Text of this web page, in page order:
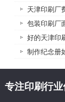
天津印刷厂
包装印刷厂
好的天津印
制作纪念册
专注印刷行